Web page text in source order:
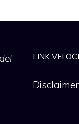
LINK VELOCI
Disclaimer